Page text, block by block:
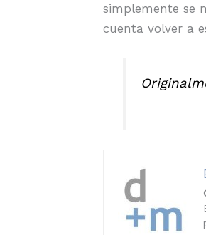
simplemente se
cuenta volver a